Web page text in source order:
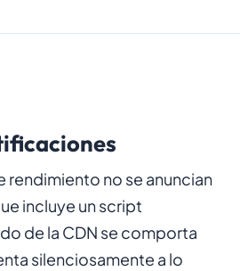
rendimiento no se anuncian
incluye un script
de la CDN se comporta
silenciosamente a lo